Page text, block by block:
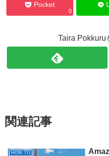
Pocket
0
Taira Pokkuru
関連記事
HOW TO